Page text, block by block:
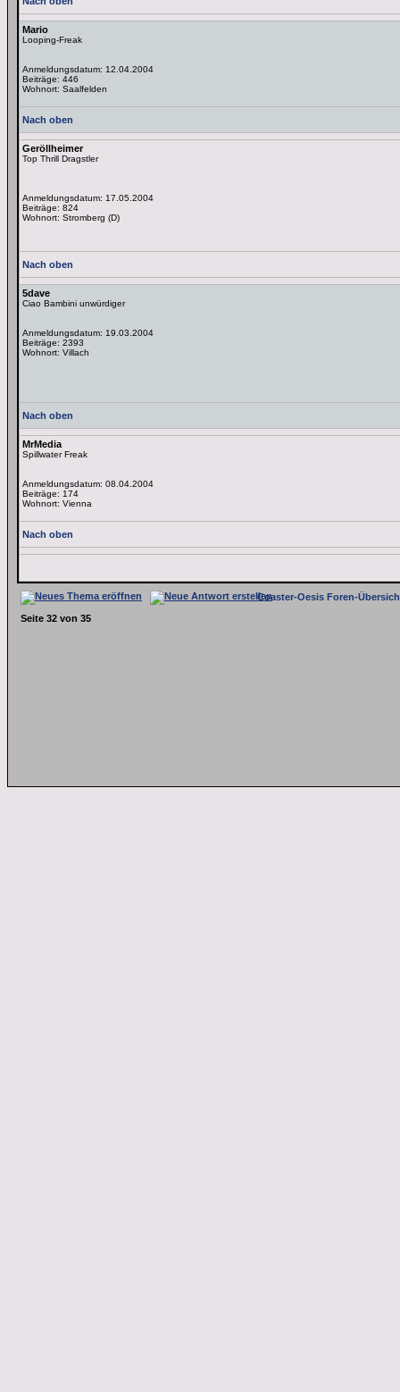
Mario
Looping-Freak
Anmeldungsdatum: 12.04.2004
Beiträge: 446
Wohnort: Saalfelden
Nach oben
Geröllheimer
Top Thrill Dragstler
Anmeldungsdatum: 17.05.2004
Beiträge: 824
Wohnort: Stromberg (D)
Nach oben
5dave
Ciao Bambini unwürdiger
Anmeldungsdatum: 19.03.2004
Beiträge: 2393
Wohnort: Villach
Nach oben
MrMedia
Spillwater Freak
Anmeldungsdatum: 08.04.2004
Beiträge: 174
Wohnort: Vienna
Nach oben
Coaster-Oesis Foren-
Seite 32 von 35